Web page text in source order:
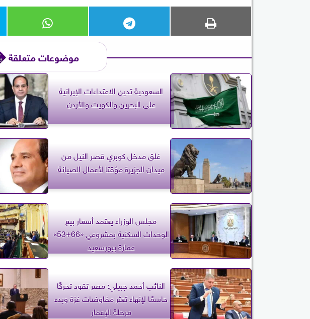
موضوعات متعلقة
السعودية تدين الاعتداءات الإيرانية
على البحرين والكويت والأردن
غلق مدخل كوبري قصر النيل من
ميدان الجزيرة مؤقتا لأعمال الصيانة
مجلس الوزراء يعتمد أسعار بيع
الوحدات السكنية بمشروعي «66+53»
عمارة ببورسعيد
النائب أحمد جبيلي: مصر تقود تحركًا
حاسمًا لإنهاء تعثر مفاوضات غزة وبدء
مرحلة الإعمار